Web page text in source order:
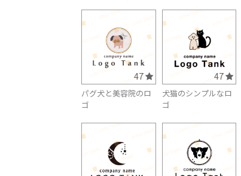
47
パグ犬と美容院のロ
ゴ
47
犬猫のシンプルなロ
ゴ